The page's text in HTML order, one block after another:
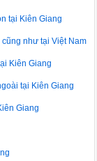
tại Kiên Giang
như tại Việt Nam
Kiên Giang
tại Kiên Giang
Giang